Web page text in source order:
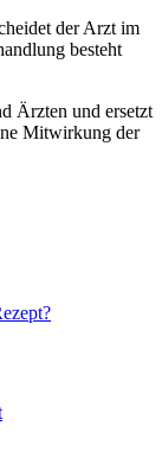
der Arzt im
besteht
Ärzten und ersetzt
Mitwirkung der